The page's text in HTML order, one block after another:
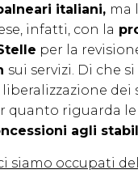
italiani, ma
infatti, con la
per la
sui servizi. Di che
dei
quanto riguarda
agli
siamo occupati